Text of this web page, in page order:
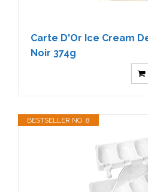
Carte D'Or Ice Cream
Noir 374g
BESTSELLER NO. 8